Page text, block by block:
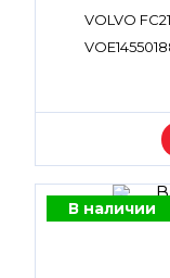
VOLVO
В наличии